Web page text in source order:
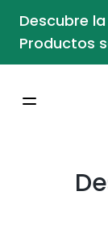
Descubre
Productos